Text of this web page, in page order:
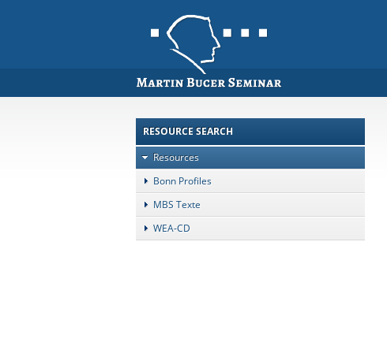
RESOURCE SEARCH
Resources
Bonn Profiles
MBS Texte
WEA-CD